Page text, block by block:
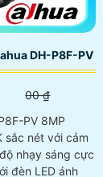
DH-P8F-PV
00 ₫
PV 8MP
sắc nét với cảm
nhạy sáng cực